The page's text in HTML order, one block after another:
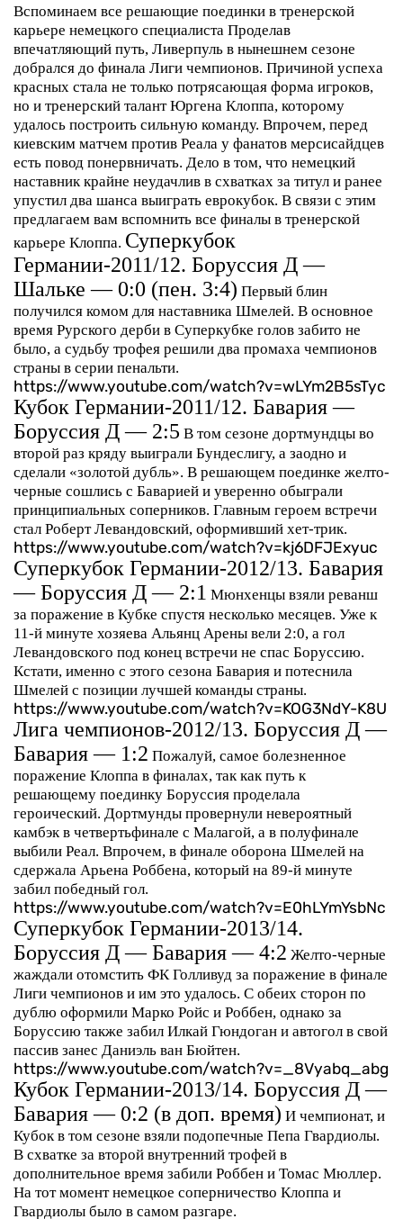
Вспоминаем все решающие поединки в тренерской
карьере немецкого специалиста Проделав
впечатляющий путь, Ливерпуль в нынешнем сезоне
добрался до финала Лиги чемпионов. Причиной успеха
красных стала не только потрясающая форма игроков,
но и тренерский талант Юргена Клоппа, которому
удалось построить сильную команду. Впрочем, перед
киевским матчем против Реала у фанатов мерсисайдцев
есть повод понервничать. Дело в том, что немецкий
наставник крайне неудачлив в схватках за титул и ранее
упустил два шанса выиграть еврокубок. В связи с этим
предлагаем вам вспомнить все финалы в тренерской
карьере Клоппа. Суперкубок
Германии-2011/12. Боруссия Д —
Шальке — 0:0 (пен. 3:4) Первый блин
получился комом для наставника Шмелей. В основное
время Рурского дерби в Суперкубке голов забито не
было, а судьбу трофея решили два промаха чемпионов
страны в серии пенальти.
https://www.youtube.com/watch?v=wLYm2B5sTyc
Кубок Германии-2011/12. Бавария —
Боруссия Д — 2:5 В том сезоне дортмундцы во
второй раз кряду выиграли Бундеслигу, а заодно и
сделали «золотой дубль». В решающем поединке желто-
черные сошлись с Баварией и уверенно обыграли
принципиальных соперников. Главным героем встречи
стал Роберт Левандовский, оформивший хет-трик.
https://www.youtube.com/watch?v=kj6DFJExyuc
Суперкубок Германии-2012/13. Бавария
— Боруссия Д — 2:1 Мюнхенцы взяли реванш
за поражение в Кубке спустя несколько месяцев. Уже к
11-й минуте хозяева Альянц Арены вели 2:0, а гол
Левандовского под конец встречи не спас Боруссию.
Кстати, именно с этого сезона Бавария и потеснила
Шмелей с позиции лучшей команды страны.
https://www.youtube.com/watch?v=KOG3NdY-K8U
Лига чемпионов-2012/13. Боруссия Д —
Бавария — 1:2 Пожалуй, самое болезненное
поражение Клоппа в финалах, так как путь к
решающему поединку Боруссия проделала
героический. Дортмунды провернули невероятный
камбэк в четвертьфинале с Малагой, а в полуфинале
выбили Реал. Впрочем, в финале оборона Шмелей на
сдержала Арьена Роббена, который на 89-й минуте
забил победный гол.
https://www.youtube.com/watch?v=E0hLYmYsbNc
Суперкубок Германии-2013/14.
Боруссия Д — Бавария — 4:2 Желто-черные
жаждали отомстить ФК Голливуд за поражение в финале
Лиги чемпионов и им это удалось. С обеих сторон по
дублю оформили Марко Ройс и Роббен, однако за
Боруссию также забил Илкай Гюндоган и автогол в свой
пассив занес Даниэль ван Бюйтен.
https://www.youtube.com/watch?v=_8Vyabq_abg
Кубок Германии-2013/14. Боруссия Д —
Бавария — 0:2 (в доп. время) И чемпионат, и
Кубок в том сезоне взяли подопечные Пепа Гвардиолы.
В схватке за второй внутренний трофей в
дополнительное время забили Роббен и Томас Мюллер.
На тот момент немецкое соперничество Клоппа и
Гвардиолы было в самом разгаре.